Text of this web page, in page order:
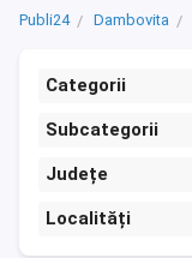
Publi24 Dambovita
Categorii
Subcategorii
Județe
Localități